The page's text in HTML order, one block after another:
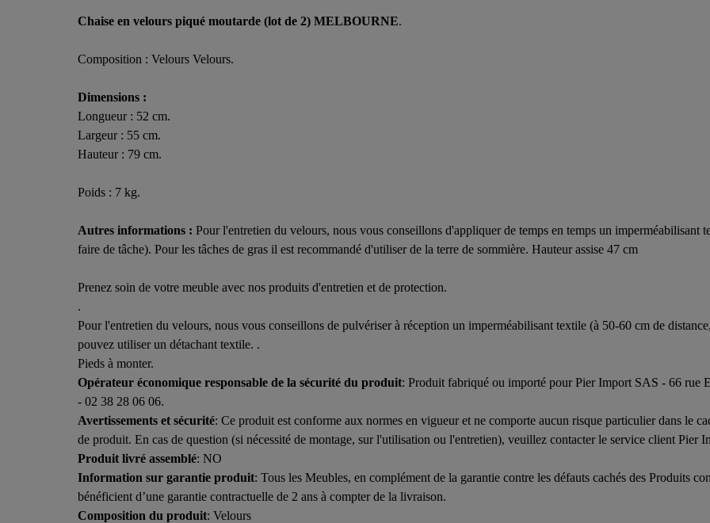
Chaise en velours piqué moutarde (lot de 2) MELBOURNE.
Composition : Velours Velours.
Dimensions :
Longueur : 52 cm.
Largeur : 55 cm.
Hauteur : 79 cm.
Poids : 7 kg.
Autres informations : Pour l'entretien du velours, nous vous conseillons d'appliquer de temps en temps un imperméabilisant
faire de tâche). Pour les tâches de gras il est recommandé d'utiliser de la terre de sommière. Hauteur assise 47 cm
Prenez soin de votre meuble avec nos produits d'entretien et de protection.
.
Pour l'entretien du velours, nous vous conseillons de pulvériser à réception un imperméabilisant textile (à 50-60 cm de
pouvez utiliser un détachant textile. .
Pieds à monter.
Opérateur économique responsable de la sécurité du produit: Produit fabriqué ou importé pour Pier Import SAS - 66 rue
- 02 38 28 06 06.
Avertissements et sécurité: Ce produit est conforme aux normes en vigueur et ne comporte aucun risque particulier dans le
de produit. En cas de question (si nécessité de montage, sur l'utilisation ou l'entretien), veuillez contacter le service client Pier
Produit livré assemblé: NO
Information sur garantie produit: Tous les Meubles, en complément de la garantie contre les défauts cachés des Produits
bénéficient d’une garantie contractuelle de 2 ans à compter de la livraison.
Composition du produit: Velours